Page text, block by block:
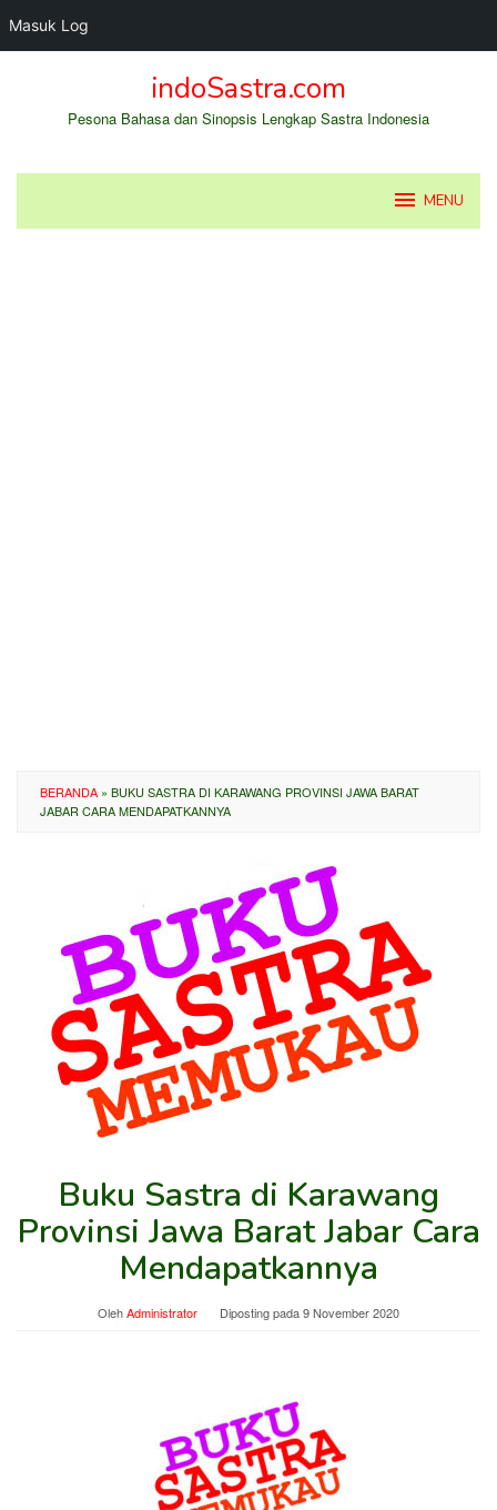
Masuk Log
indoSastra.com
Pesona Bahasa dan Sinopsis Lengkap Sastra Indonesia
MENU
BERANDA » BUKU SASTRA DI KARAWANG PROVINSI JAWA BARAT
JABAR CARA MENDAPATKANNYA
Buku Sastra di Karawang
Provinsi Jawa Barat Jabar Cara
Mendapatkannya
OlehAdministrator Diposting pada9 November 2020